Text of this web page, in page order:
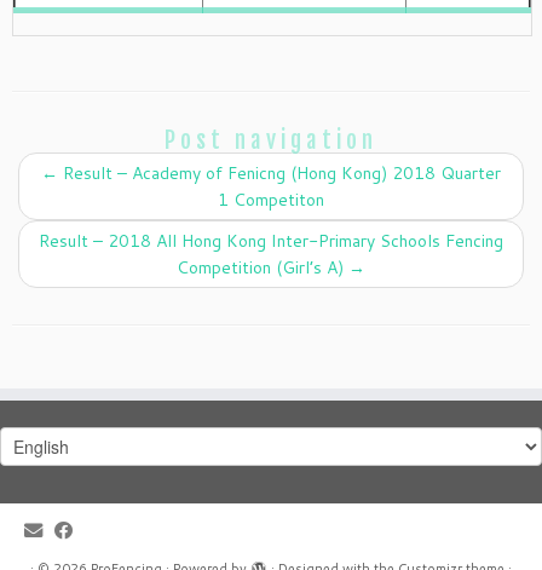
Post navigation
← Result – Academy of Fenicng (Hong Kong) 2018 Quarter
1 Competiton
Result – 2018 All Hong Kong Inter-Primary Schools Fencing
Competition (Girl’s A) →
Choose
a